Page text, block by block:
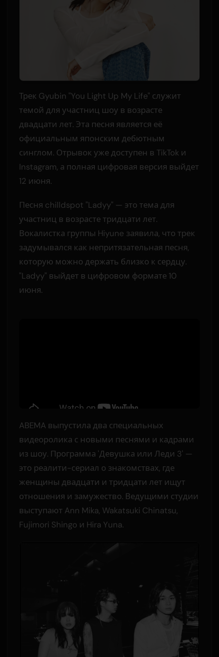
Трек Gyubin "You Light Up My Life" служит
темой для участниц шоу в возрасте
двадцати лет. Эта песня является её
официальным японским дебютным
синглом. Отрывок уже доступен в TikTok и
Instagram, а полная цифровая версия выйдет
12 июня.
Песня chilldspot "Ladyy" — это тема для
участниц в возрасте тридцати лет.
Вокалистка группы Hiyune заявила, что трек
задумывался как непритязательная песня,
которую можно держать близко к сердцу.
"Ladyy" выйдет в цифровом формате 10
июня.
ABEMA выпустила два специальных
видеоролика с новыми песнями и кадрами
из шоу. Программа 'Девушка или Леди 3' —
это реалити-сериал о знакомствах, где
женщины двадцати и тридцати лет ищут
отношения и замужество. Ведущими студии
выступают Ann Mika, Wakatsuki Chinatsu,
Fujimori Shingo и Hira Yuna.